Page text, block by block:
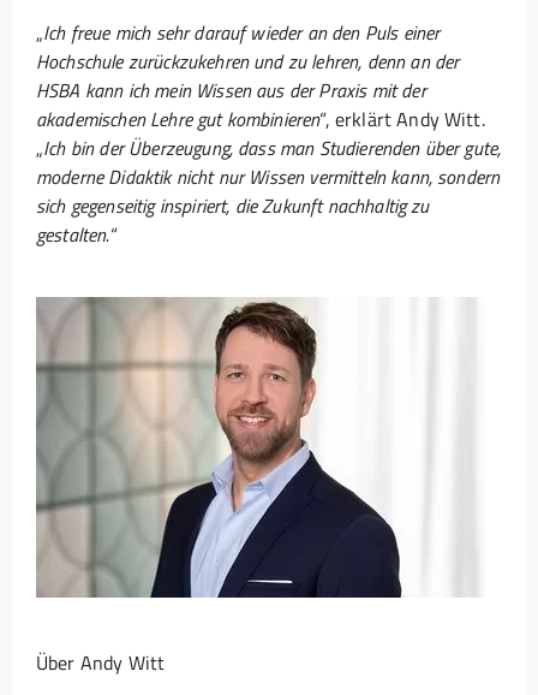
„Ich freue mich sehr darauf wieder an den Puls einer
Hochschule zurückzukehren und zu lehren, denn an der
HSBA kann ich mein Wissen aus der Praxis mit der
akademischen Lehre gut kombinieren“, erklärt Andy Witt.
„Ich bin der Überzeugung, dass man Studierenden über gute,
moderne Didaktik nicht nur Wissen vermitteln kann, sondern
sich gegenseitig inspiriert, die Zukunft nachhaltig zu
gestalten.“
Über Andy Witt